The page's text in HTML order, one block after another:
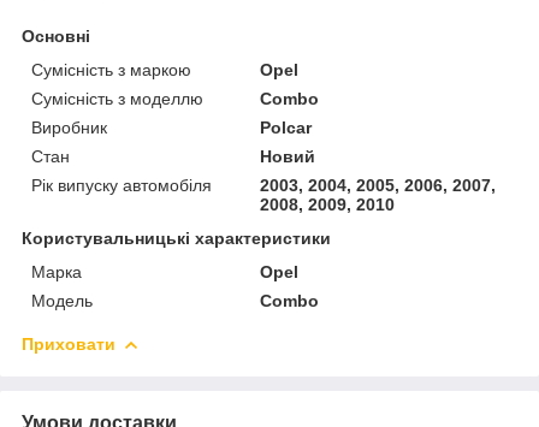
Основні
Сумісність з маркою
Opel
Сумісність з моделлю
Combo
Виробник
Polcar
Стан
Новий
Рік випуску автомобіля
2003, 2004, 2005, 2006, 2007,
2008, 2009, 2010
Користувальницькі характеристики
Марка
Opel
Модель
Combo
Приховати
Умови доставки